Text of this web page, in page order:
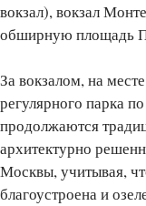
вокзал), вокзал
обширную площадь
За вокзалом, на
регулярного парка
продолжаются
архитектурно
Москвы, учитывая,
благоустроена и